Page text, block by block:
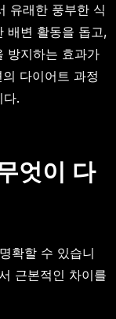
유래한 풍부한 식
배변 활동을 돕고,
방지하는 효과가
다이어트 과정
다.
엇이 다
확할 수 있습니
근본적인 차이를